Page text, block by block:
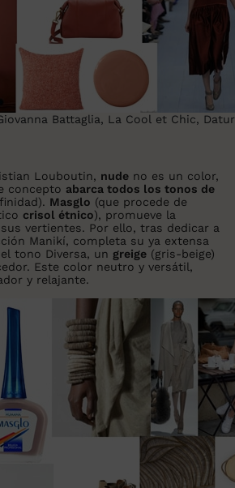
Battaglia, La Cool et Chic,
Louboutin, nude no es un color,
concepto abarca todos los tonos de
Masglo (que procede de
crisol étnico), promueve la
vertientes. Por ello, tras dedicar a
Manikí, completa su ya extensa
tono Diversa, un greige (gris-beige)
Este color neutro y versátil,
y relajante.